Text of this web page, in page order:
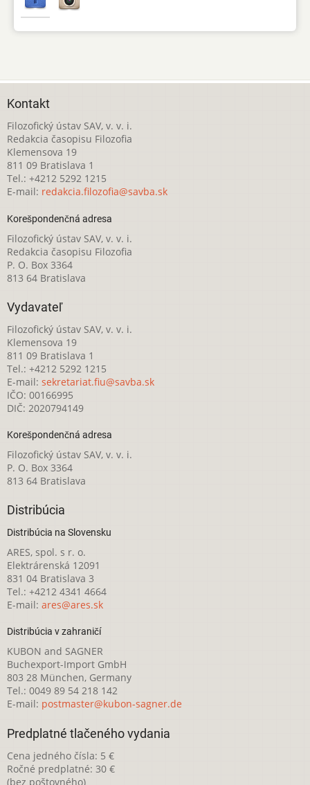
Kontakt
Filozofický ústav SAV, v. v. i.
Redakcia časopisu Filozofia
Klemensova 19
811 09 Bratislava 1
Tel.: +4212 5292 1215
E-mail: redakcia.filozofia@savba.sk
Korešpondenčná adresa
Filozofický ústav SAV, v. v. i.
Redakcia časopisu Filozofia
P. O. Box 3364
813 64 Bratislava
Vydavateľ
Filozofický ústav SAV, v. v. i.
Klemensova 19
811 09 Bratislava 1
Tel.: +4212 5292 1215
E-mail: sekretariat.fiu@savba.sk
IČO: 00166995
DIČ: 2020794149
Korešpondenčná adresa
Filozofický ústav SAV, v. v. i.
P. O. Box 3364
813 64 Bratislava
Distribúcia
Distribúcia na Slovensku
ARES, spol. s r. o.
Elektrárenská 12091
831 04 Bratislava 3
Tel.: +4212 4341 4664
E-mail: ares@ares.sk
Distribúcia v zahraničí
KUBON and SAGNER
Buchexport-Import GmbH
803 28 München, Germany
Tel.: 0049 89 54 218 142
E-mail: postmaster@kubon-sagner.de
Predplatné tlačeného vydania
Cena jedného čísla: 5 €
Ročné predplatné: 30 €
(bez poštovného)